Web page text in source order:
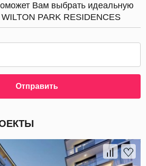
Вам выбрать идеальную
PARK RESIDENCES
Отправить